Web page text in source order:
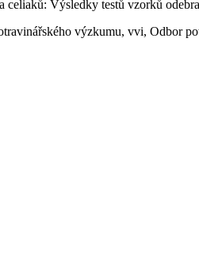
výzkumu, vvi, Odbor